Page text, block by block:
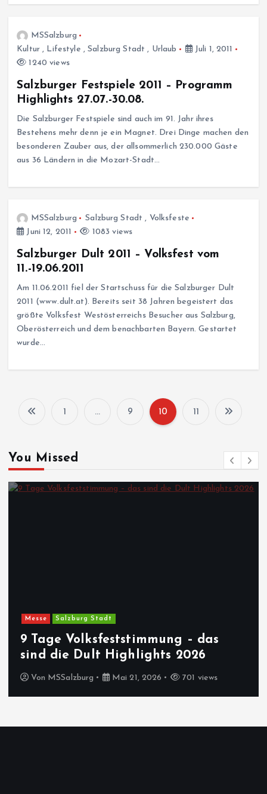
MSSalzburg
Kultur , Lifestyle ,Salzburg Stadt , Urlaub
Juli 1, 2011
1240 views
Salzburger Festspiele 2011 – Programm
Highlights 27.07.-30.08.
Die Salzburger Festspiele sind auch im 91. Jahr ihres
Bestehens mehr denn je ein Magnet. Drei Dinge machen den
besonderen Zauber aus, der allsommerlich 230.000 Gäste
aus 36 Ländern in die Mozart-Stadt…
MSSalzburg Salzburg Stadt , Volksfeste
Juni 12, 2011
1083 views
Salzburger Dult 2011 – Volksfest vom
11.-19.06.2011
Am 11.06.2011 fiel der Startschuss für die Salzburger Dult
2011 (www.dult.at). Bereits seit 38 Jahren begeistert das
größte Volksfest Westösterreichs Besucher aus Salzburg,
Oberösterreich und dem benachbarten Bayern. Gestartet
wurde…
i
u
m
m
1 … 9 10 11
You Missed
Messe Salzburg Stadt
9 Tage Volksfeststimmung – das
sind die Dult Highlights 2026
Von MSSalzburg Mai 21, 2026 701 views